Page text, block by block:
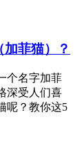
菲猫）？
个名字加菲
深受人们喜
呢？教你这5